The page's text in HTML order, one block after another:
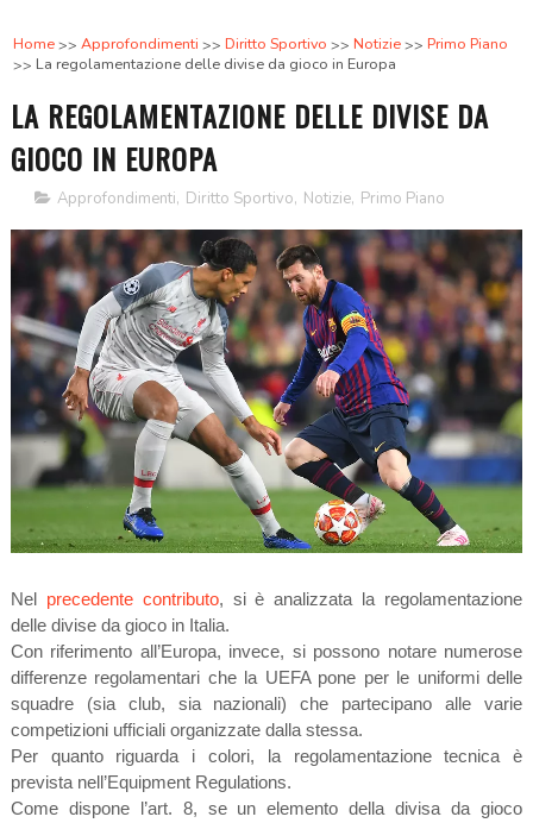
Home Approfondimenti Diritto Sportivo Notizie
Primo Piano
La regolamentazione delle divise da gioco in Europa
LA REGOLAMENTAZIONE DELLE DIVISE DA
GIOCO IN EUROPA
Approfondimenti, Diritto Sportivo, Notizie, Primo Piano
Nel precedente contributo, si è analizzata la regolamentazione
delle divise da gioco in Italia.
Con riferimento all’Europa, invece, si possono notare numerose
differenze regolamentari che la UEFA pone per le uniformi delle
squadre (sia club, sia nazionali) che partecipano alle varie
competizioni ufficiali organizzate dalla stessa.
Per quanto riguarda i colori, la regolamentazione tecnica è
prevista nell’Equipment Regulations.
Come dispone l’art. 8, se un elemento della divisa da gioco